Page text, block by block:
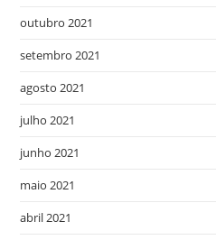
outubro 2021
setembro 2021
agosto 2021
julho 2021
junho 2021
maio 2021
abril 2021